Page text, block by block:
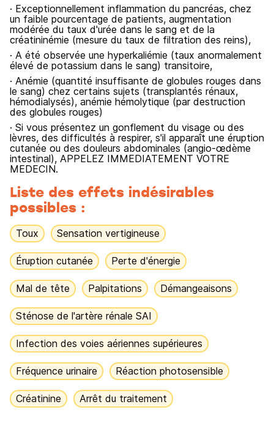
· Exceptionnellement inflammation du pancréas, chez
un faible pourcentage de patients, augmentation
modérée du taux d'urée dans le sang et de la
créatininémie (mesure du taux de filtration des reins),
· A été observée une hyperkaliémie (taux anormalement
élevé de potassium dans le sang) transitoire,
· Anémie (quantité insuffisante de globules rouges dans
le sang) chez certains sujets (transplantés rénaux,
hémodialysés), anémie hémolytique (par destruction
des globules rouges)
· Si vous présentez un gonflement du visage ou des
lèvres, des difficultés à respirer, s'il apparaît une éruption
cutanée ou des douleurs abdominales (angio-œdème
intestinal), APPELEZ IMMEDIATEMENT VOTRE
MEDECIN.
Liste des effets indésirables
possibles :
Toux Sensation vertigineuse
Éruption cutanée Perte d'énergie
Mal de tête Palpitations Démangeaisons
Sténose de l'artère rénale SAI
Infection des voies aériennes supérieures
Fréquence urinaire Réaction photosensible
Créatinine Arrêt du traitement